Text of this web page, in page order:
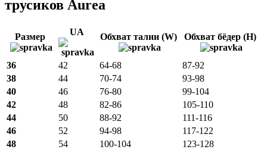
трусиков Aurea
Размер UA Обхват талии (W) Обхват бёдер (H)
36 42 64-68
87-92
38
44 70-74
93-98
40
46 76-80
99-104
42
48 82-86
105-110
44
50 88-92
111-116
46
52 94-98
117-122
48
54 100-104 123-128